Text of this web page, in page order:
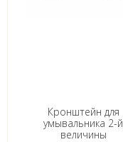
Кронштейн для
умывальника 2-й
величины